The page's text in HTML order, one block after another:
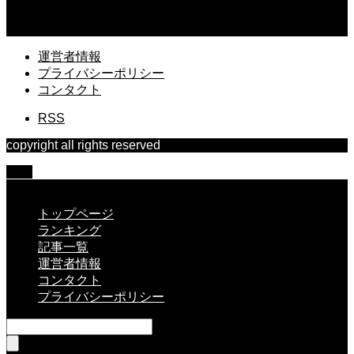
運営者情報
プライバシーポリシー
コンタクト
RSS
copyright all rights reserved
トップページ
ランキング
記事一覧
運営者情報
コンタクト
プライバシーポリシー